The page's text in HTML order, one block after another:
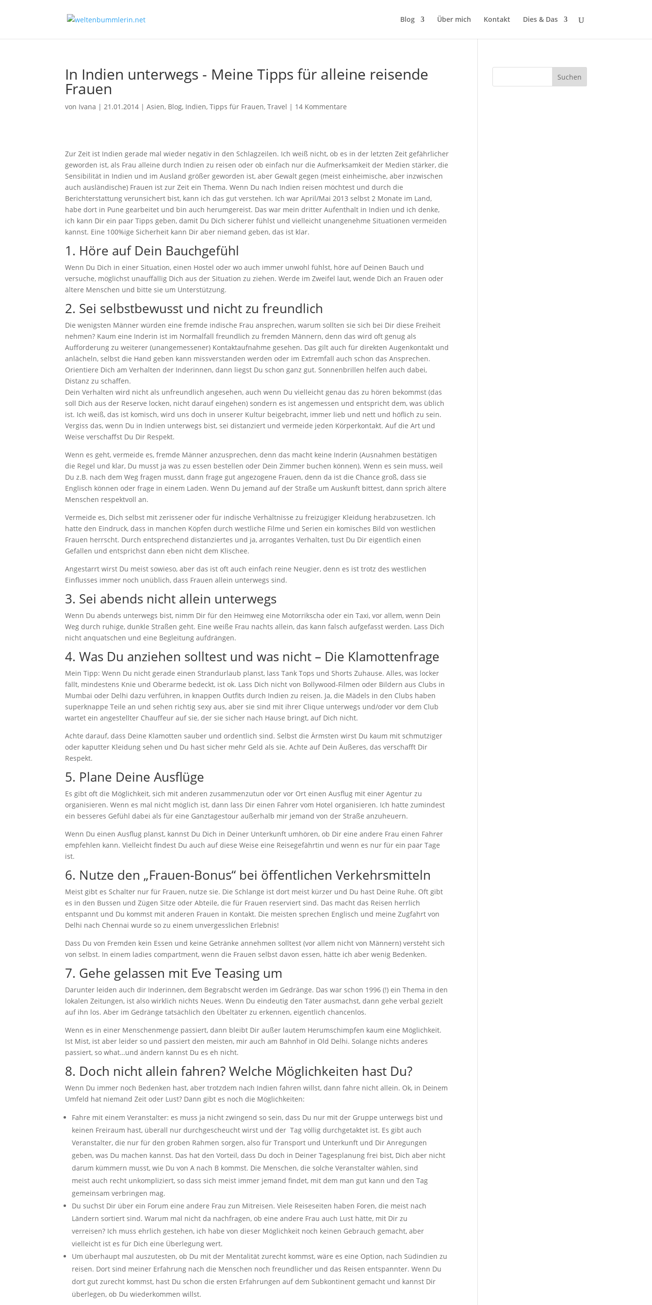
Blog Über mich Kontakt Dies & Das
In Indien unterwegs - Meine Tipps für alleine reisende
Frauen
von Ivana |21.01.2014 |Asien, Blog, Indien,Tipps für Frauen,Travel | 14 Kommentare
Zur Zeit ist Indien gerade mal wieder negativ in den Schlagzeilen. Ich weiß nicht, ob es in der letzten Zeit gefährlicher
geworden ist, als Frau alleine durch Indien zu reisen oder ob einfach nur die Aufmerksamkeit der Medien stärker, die
Sensibilität in Indien und im Ausland größer geworden ist, aber Gewalt gegen (meist einheimische, aber inzwischen
auch ausländische) Frauen ist zur Zeit ein Thema. Wenn Du nach Indien reisen möchtest und durch die
Berichterstattung verunsichert bist, kann ich das gut verstehen. Ich war April/Mai 2013 selbst 2 Monate im Land,
habe dort in Pune gearbeitet und bin auch herumgereist. Das war mein dritter Aufenthalt in Indien und ich denke,
ich kann Dir ein paar Tipps geben, damit Du Dich sicherer fühlst und vielleicht unangenehme Situationen vermeiden
kannst. Eine 100%ige Sicherheit kann Dir aber niemand geben, das ist klar.
1. Höre auf Dein Bauchgefühl
Wenn Du Dich in einer Situation, einen Hostel oder wo auch immer unwohl fühlst, höre auf Deinen Bauch und
versuche, möglichst unauffällig Dich aus der Situation zu ziehen. Werde im Zweifel laut, wende Dich an Frauen oder
ältere Menschen und bitte sie um Unterstützung.
2. Sei selbstbewusst und nicht zu freundlich
Die wenigsten Männer würden eine fremde indische Frau ansprechen, warum sollten sie sich bei Dir diese Freiheit
nehmen? Kaum eine Inderin ist im Normalfall freundlich zu fremden Männern, denn das wird oft genug als
Aufforderung zu weiterer (unangemessener) Kontaktaufnahme gesehen. Das gilt auch für direkten Augenkontakt und
anlächeln, selbst die Hand geben kann missverstanden werden oder im Extremfall auch schon das Ansprechen.
Orientiere Dich am Verhalten der Inderinnen, dann liegst Du schon ganz gut. Sonnenbrillen helfen auch dabei,
Distanz zu schaffen.
Dein Verhalten wird nicht als unfreundlich angesehen, auch wenn Du vielleicht genau das zu hören bekommst (das
soll Dich aus der Reserve locken, nicht darauf eingehen) sondern es ist angemessen und entspricht dem, was üblich
ist. Ich weiß, das ist komisch, wird uns doch in unserer Kultur beigebracht, immer lieb und nett und höflich zu sein.
Vergiss das, wenn Du in Indien unterwegs bist, sei distanziert und vermeide jeden Körperkontakt. Auf die Art und
Weise verschaffst Du Dir Respekt.
Wenn es geht, vermeide es, fremde Männer anzusprechen, denn das macht keine Inderin (Ausnahmen bestätigen
die Regel und klar, Du musst ja was zu essen bestellen oder Dein Zimmer buchen können). Wenn es sein muss, weil
Du z.B. nach dem Weg fragen musst, dann frage gut angezogene Frauen, denn da ist die Chance groß, dass sie
Englisch können oder frage in einem Laden. Wenn Du jemand auf der Straße um Auskunft bittest, dann sprich ältere
Menschen respektvoll an.
Vermeide es, Dich selbst mit zerissener oder für indische Verhältnisse zu freizügiger Kleidung herabzusetzen. Ich
hatte den Eindruck, dass in manchen Köpfen durch westliche Filme und Serien ein komisches Bild von westlichen
Frauen herrscht. Durch entsprechend distanziertes und ja, arrogantes Verhalten, tust Du Dir eigentlich einen
Gefallen und entsprichst dann eben nicht dem Klischee.
Angestarrt wirst Du meist sowieso, aber das ist oft auch einfach reine Neugier, denn es ist trotz des westlichen
Einflusses immer noch unüblich, dass Frauen allein unterwegs sind.
3. Sei abends nicht allein unterwegs
Wenn Du abends unterwegs bist, nimm Dir für den Heimweg eine Motorrikscha oder ein Taxi, vor allem, wenn Dein
Weg durch ruhige, dunkle Straßen geht. Eine weiße Frau nachts allein, das kann falsch aufgefasst werden. Lass Dich
nicht anquatschen und eine Begleitung aufdrängen.
4. Was Du anziehen solltest und was nicht – Die Klamottenfrage
Mein Tipp: Wenn Du nicht gerade einen Strandurlaub planst, lass Tank Tops und Shorts Zuhause. Alles, was locker
fällt, mindestens Knie und Oberarme bedeckt, ist ok. Lass Dich nicht von Bollywood-Filmen oder Bildern aus Clubs in
Mumbai oder Delhi dazu verführen, in knappen Outfits durch Indien zu reisen. Ja, die Mädels in den Clubs haben
superknappe Teile an und sehen richtig sexy aus, aber sie sind mit ihrer Clique unterwegs und/oder vor dem Club
wartet ein angestellter Chauffeur auf sie, der sie sicher nach Hause bringt, auf Dich nicht.
Achte darauf, dass Deine Klamotten sauber und ordentlich sind. Selbst die Ärmsten wirst Du kaum mit schmutziger
oder kaputter Kleidung sehen und Du hast sicher mehr Geld als sie. Achte auf Dein Äußeres, das verschafft Dir
Respekt.
5. Plane Deine Ausflüge
Es gibt oft die Möglichkeit, sich mit anderen zusammenzutun oder vor Ort einen Ausflug mit einer Agentur zu
organisieren. Wenn es mal nicht möglich ist, dann lass Dir einen Fahrer vom Hotel organisieren. Ich hatte zumindest
ein besseres Gefühl dabei als für eine Ganztagestour außerhalb mir jemand von der Straße anzuheuern.
Wenn Du einen Ausflug planst, kannst Du Dich in Deiner Unterkunft umhören, ob Dir eine andere Frau einen Fahrer
empfehlen kann. Vielleicht findest Du auch auf diese Weise eine Reisegefährtin und wenn es nur für ein paar Tage
ist.
6. Nutze den „Frauen-Bonus“ bei öffentlichen Verkehrsmitteln
Meist gibt es Schalter nur für Frauen, nutze sie. Die Schlange ist dort meist kürzer und Du hast Deine Ruhe. Oft gibt
es in den Bussen und Zügen Sitze oder Abteile, die für Frauen reserviert sind. Das macht das Reisen herrlich
entspannt und Du kommst mit anderen Frauen in Kontakt. Die meisten sprechen Englisch und meine Zugfahrt von
Delhi nach Chennai wurde so zu einem unvergesslichen Erlebnis!
Dass Du von Fremden kein Essen und keine Getränke annehmen solltest (vor allem nicht von Männern) versteht sich
von selbst. In einem ladies compartment, wenn die Frauen selbst davon essen, hätte ich aber wenig Bedenken.
7. Gehe gelassen mit Eve Teasing um
Darunter leiden auch dir Inderinnen, dem Begrabscht werden im Gedränge. Das war schon 1996 (!) ein Thema in den
lokalen Zeitungen, ist also wirklich nichts Neues. Wenn Du eindeutig den Täter ausmachst, dann gehe verbal gezielt
auf ihn los. Aber im Gedränge tatsächlich den Übeltäter zu erkennen, eigentlich chancenlos.
Wenn es in einer Menschenmenge passiert, dann bleibt Dir außer lautem Herumschimpfen kaum eine Möglichkeit.
Ist Mist, ist aber leider so und passiert den meisten, mir auch am Bahnhof in Old Delhi. Solange nichts anderes
passiert, so what…und ändern kannst Du es eh nicht.
8. Doch nicht allein fahren? Welche Möglichkeiten hast Du?
Wenn Du immer noch Bedenken hast, aber trotzdem nach Indien fahren willst, dann fahre nicht allein. Ok, in Deinem
Umfeld hat niemand Zeit oder Lust? Dann gibt es noch die Möglichkeiten:
Fahre mit einem Veranstalter: es muss ja nicht zwingend so sein, dass Du nur mit der Gruppe unterwegs bist und
keinen Freiraum hast, überall nur durchgescheucht wirst und der Tag völlig durchgetaktet ist. Es gibt auch
Veranstalter, die nur für den groben Rahmen sorgen, also für Transport und Unterkunft und Dir Anregungen
geben, was Du machen kannst. Das hat den Vorteil, dass Du doch in Deiner Tagesplanung frei bist, Dich aber nicht
darum kümmern musst, wie Du von A nach B kommst. Die Menschen, die solche Veranstalter wählen, sind
meist auch recht unkompliziert, so dass sich meist immer jemand findet, mit dem man gut kann und den Tag
gemeinsam verbringen mag.
Du suchst Dir über ein Forum eine andere Frau zun Mitreisen. Viele Reiseseiten haben Foren, die meist nach
Ländern sortiert sind. Warum mal nicht da nachfragen, ob eine andere Frau auch Lust hätte, mit Dir zu
verreisen? Ich muss ehrlich gestehen, ich habe von dieser Möglichkeit noch keinen Gebrauch gemacht, aber
vielleicht ist es für Dich eine Überlegung wert.
Um überhaupt mal auszutesten, ob Du mit der Mentalität zurecht kommst, wäre es eine Option, nach Südindien zu
reisen. Dort sind meiner Erfahrung nach die Menschen noch freundlicher und das Reisen entspannter. Wenn Du
dort gut zurecht kommst, hast Du schon die ersten Erfahrungen auf dem Subkontinent gemacht und kannst Dir
überlegen, ob Du wiederkommen willst.